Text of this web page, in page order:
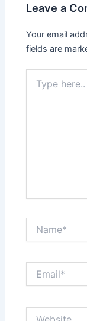
Leave a
Your email
fields are
here..